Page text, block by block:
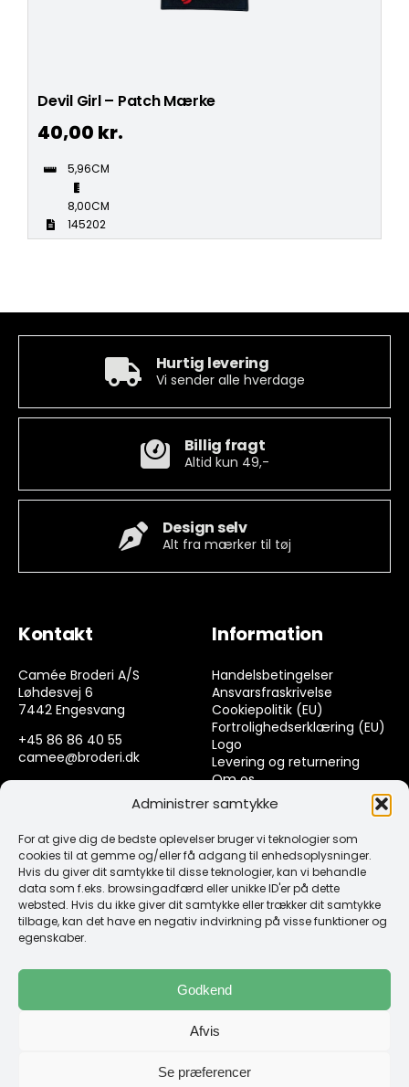
Administrer samtykke
For at give dig de bedste oplevelser bruger vi teknologier som
cookies til at gemme og/eller få adgang til enhedsoplysninger.
Hvis du giver dit samtykke til disse teknologier, kan vi behandle
data som f.eks. browsingadfærd eller unikke ID'er på dette
websted. Hvis du ikke giver dit samtykke eller trækker dit samtykke
tilbage, kan det have en negativ indvirkning på visse funktioner og
egenskaber.
Godkend
Afvis
Se præferencer
Devil Girl – Patch Mærke
40,00 kr.
5,96CM
8,00CM
145202
Hurtig levering
Vi sender alle hverdage
Billig fragt
Altid kun 49,-
Design selv
Alt fra mærker til tøj
Kontakt
Camée Broderi A/S
Løhdesvej 6
7442 Engesvang
+45 86 86 40 55
camee@broderi.dk
Information
Handelsbetingelser
Ansvarsfraskrivelse
Cookiepolitik (EU)
Fortrolighedserklæring (EU)
Logo
Levering og returnering
Om os
Kontakt
Links
Spørgsmål & Svar
Tråd
Design selv guide
Konto
Log ind